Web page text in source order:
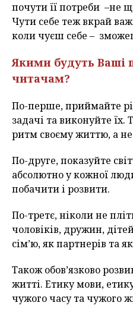
почути її потреби –не
Чути себе теж вкрай
коли чуєш себе –
Якими будуть
читачам?
По-перше, приймайте
задачі та виконуйте
ритм своєму життю, а
По-друге, показуйте
абсолютно у кожної
побачити і розвити.
По-третє, ніколи не
чоловіків, дружин,
сім’ю, як партнерів та
Також обов’язково
житті. Етику мови,
чужого часу та чужого